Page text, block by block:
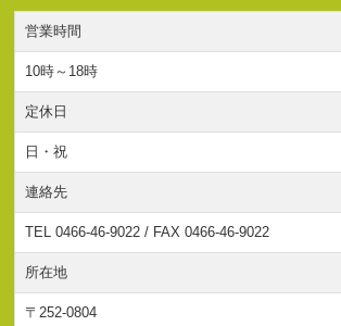
営業時間
10時～18時
定休日
日・祝
連絡先
TEL 0466-46-9022 / FAX 0466-46-9022
所在地
〒252-0804